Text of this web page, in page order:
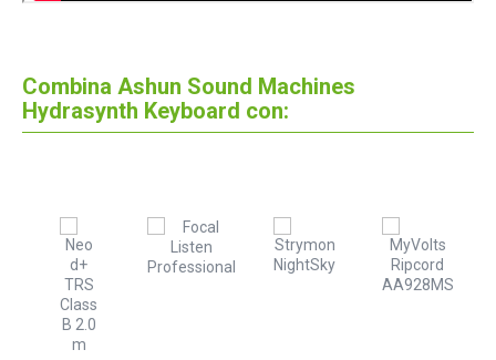
Combina Ashun Sound Machines
Hydrasynth Keyboard con: